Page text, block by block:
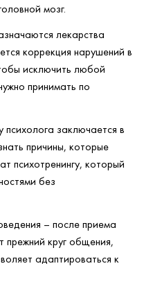
мозг.
лекарства
коррекция нарушений в
исключить любой
принимать по
заключается в
причины, которые
психотренингу, который
без
– после приема
прежний круг общения,
адаптироваться к